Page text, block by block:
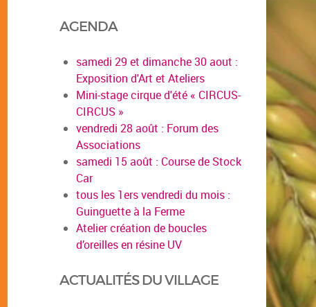
AGENDA
samedi 29 et dimanche 30 aout :
Exposition d'Art et Ateliers
Mini-stage cirque d'été « CIRCUS-
CIRCUS »
vendredi 28 août : Forum des
Associations
samedi 15 août : Course de Stock
Car
tous les 1ers vendredi du mois :
Guinguette à la Ferme
Atelier création de boucles
d’oreilles en résine UV
ACTUALITÉS DU VILLAGE